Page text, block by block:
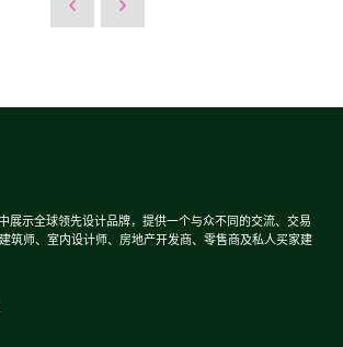
展示全球领先设计品牌，提供一个与众不同的交流、交易
筑师、室内设计师、房地产开发商、零售商及私人买家建